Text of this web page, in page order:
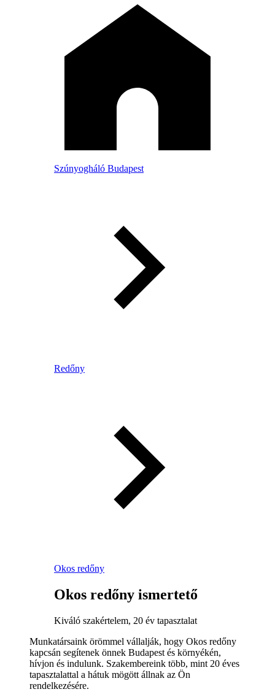
Szúnyogháló Budapest
Redőny
Okos redőny
Okos redőny ismertető
Kiváló szakértelem, 20 év tapasztalat
Munkatársaink örömmel vállalják, hogy Okos redőny
kapcsán segítenek önnek Budapest és környékén,
hívjon és indulunk. Szakembereink több, mint 20 éves
tapasztalattal a hátuk mögött állnak az Ön
rendelkezésére.